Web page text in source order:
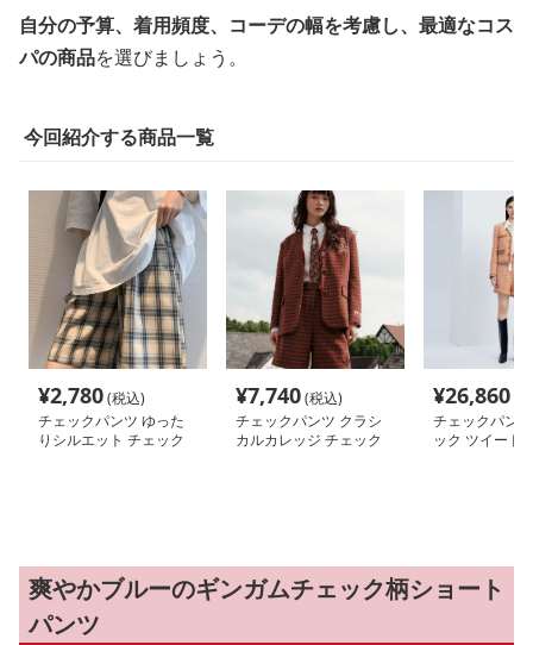
自分の予算、着用頻度、コーデの幅を考慮し、最適なコス
パの商品を選びましょう。
今回紹介する商品一覧
¥2,780(税込)
チェックパンツ ゆった
りシルエット チェック
¥7,740(税込)
チェックパンツ クラシ
カルカレッジ チェック
¥26,860
チェックパン
ック ツイード
爽やかブルーのギンガムチェック柄ショート
パンツ